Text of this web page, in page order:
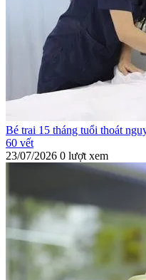
Bé trai 15 tháng tuổi thoát
60 vết
23/07/2026 0 lượt xem